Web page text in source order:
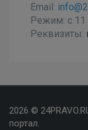
Email:
Режим: с
Реквизиты:
2026 ©
портал.
Мы